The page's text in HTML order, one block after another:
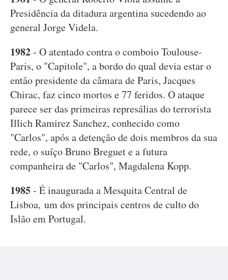
Presidência da ditadura argentina sucedendo ao
general Jorge Videla.
1982- O atentado contra o comboio Toulouse-
Paris, o "Capitole", a bordo do qual devia estar o
então presidente da câmara de Paris, Jacques
Chirac, faz cinco mortos e 77 feridos. O ataque
parece ser das primeiras represálias do terrorista
Illich Ramirez Sanchez, conhecido como
"Carlos", após a detenção de dois membros da sua
rede, o suíço Bruno Breguet e a futura
companheira de "Carlos", Magdalena Kopp.
1985- É inaugurada a Mesquita Central de
Lisboa, um dos principais centros de culto do
Islão em Portugal.